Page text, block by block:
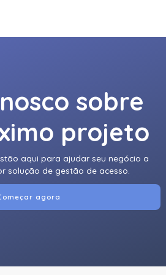
Abloy | Leitor De Proximidade
Abloy | Leitor De Proximidade Se
Abloy | Leitor De Proximidade
Abloy | Leitor De Proximidade
| Leitor De Proximidade
sobre
projeto
aqui para ajudar seu negócio a
solução de gestão de acesso.
agora